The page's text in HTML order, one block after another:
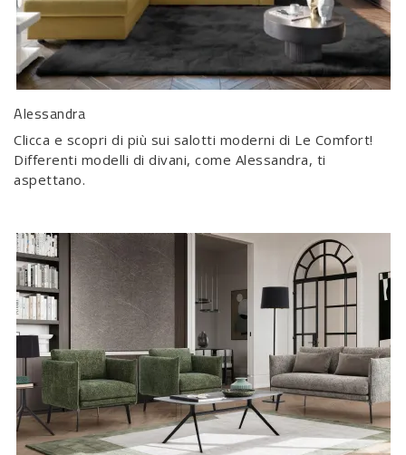
Alessandra
Clicca e scopri di più sui salotti moderni di Le Comfort!
Differenti modelli di divani, come Alessandra, ti
aspettano.